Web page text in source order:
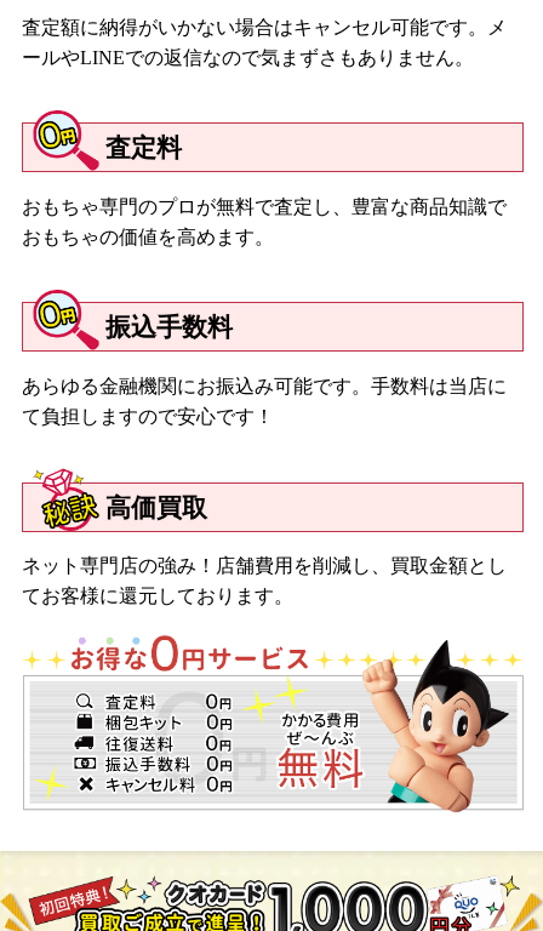
査定額に納得がいかない場合はキャンセル可能です。メ
ールやLINEでの返信なので気まずさもありません。
査定料
おもちゃ専門のプロが無料で査定し、豊富な商品知識で
おもちゃの価値を高めます。
振込手数料
あらゆる金融機関にお振込み可能です。手数料は当店に
て負担しますので安心です！
高価買取
ネット専門店の強み！店舗費用を削減し、買取金額とし
てお客様に還元しております。